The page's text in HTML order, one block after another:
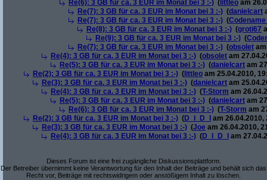
Re(6): 3 GB für ca. 3 EUR im Monat bei 3 :-) ( littleo am
Re(7): 3 GB für ca. 3 EUR im Monat bei 3 :-) (danielcart
Re(7): 3 GB für ca. 3 EUR im Monat bei 3 :-) (Codename
Re(8): 3 GB für ca. 3 EUR im Monat bei 3 :-) (groti67
Re(9): 3 GB für ca. 3 EUR im Monat bei 3 :-) (
Re(7): 3 GB für ca. 3 EUR im Monat bei 3 :-) (obsolet
Re(4): 3 GB für ca. 3 EUR im Monat bei 3 :-) (obsolet am
Re(5): 3 GB für ca. 3 EUR im Monat bei 3 :-) (danielcart am
Re(2): 3 GB für ca. 3 EUR im Monat bei 3 :-) ( littleo am 25.04.2010,
Re(3): 3 GB für ca. 3 EUR im Monat bei 3 :-) (danielcart am
Re(4): 3 GB für ca. 3 EUR im Monat bei 3 :-) (T-Storm am
Re(5): 3 GB für ca. 3 EUR im Monat bei 3 :-) (danielcart am
Re(6): 3 GB für ca. 3 EUR im Monat bei 3 :-) (T-Storm am
Re(2): 3 GB für ca. 3 EUR im Monat bei 3 :-) (D_I_D_I
am 26.04.2010,
Re(3): 3 GB für ca. 3 EUR im Monat bei 3 :-) (Joe am 26.04.2010,
Re(4): 3 GB für ca. 3 EUR im Monat bei 3 :-) (D_I_D_I am
Dieses Forum ist eine frei zugängliche Diskussionsplattform.
Der Betreiber übernimmt keine Verantwortung für den Inhalt der Beiträge und behält sich das
Recht vor, Beiträge mit rechtswidrigem oder anstößigem Inhalt zu löschen.